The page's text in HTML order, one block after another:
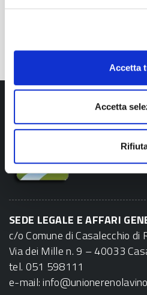
Accetta
Accetta
Procedure interne
SEDE LEGALE E AFFARI
c/o Comune di Casalecchio di
Via dei Mille n. 9 – 40033
tel. 051 598111
e-mail: